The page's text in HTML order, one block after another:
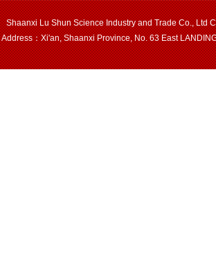
Shaanxi Lu Shun Science Industry and Trade Co., Ltd
Address：Xi'an, Shaanxi Province, No. 63 East